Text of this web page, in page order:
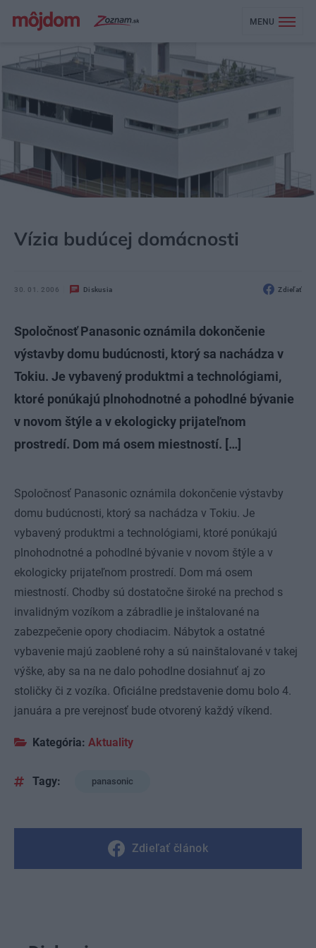
MENU
Vízia budúcej domácnosti
30. 01. 2006 Diskusia Zdieľať
Spoločnosť Panasonic oznámila dokončenie
výstavby domu budúcnosti, ktorý sa nachádza v
Tokiu. Je vybavený produktmi a technológiami,
ktoré ponúkajú plnohodnotné a pohodlné bývanie
v novom štýle a v ekologicky prijateľnom
prostredí. Dom má osem miestností. […]
Spoločnosť Panasonic oznámila dokončenie výstavby
domu budúcnosti, ktorý sa nachádza v Tokiu. Je
vybavený produktmi a technológiami, ktoré ponúkajú
plnohodnotné a pohodlné bývanie v novom štýle a v
ekologicky prijateľnom prostredí. Dom má osem
miestností. Chodby sú dostatočne široké na prechod s
invalidným vozíkom a zábradlie je inštalované na
zabezpečenie opory chodiacim. Nábytok a ostatné
vybavenie majú zaoblené rohy a sú nainštalované v takej
výške, aby sa na ne dalo pohodlne dosiahnuť aj zo
stoličky či z vozíka. Oficiálne predstavenie domu bolo 4.
januára a pre verejnosť bude otvorený každý víkend.
Kategória: Aktuality
Tagy: panasonic
Zdieľať článok